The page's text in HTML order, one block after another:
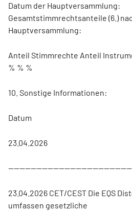
Datum der Hauptversammlung:
Gesamtstimmrechtsanteile (6.)
Hauptversammlung:
Anteil Stimmrechte Anteil
% % %
10. Sonstige Informationen:
Datum
23.04.2026
23.04.2026 CET/CEST Die EQS
umfassen gesetzliche